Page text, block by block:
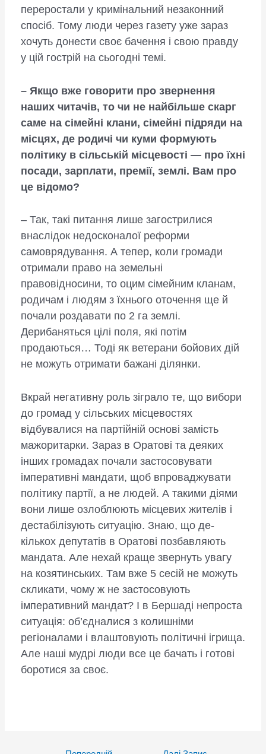
переростали у кримінальний незаконний
спосіб. Тому люди через газету уже зараз
хочуть донести своє бачення і свою правду
у цій гострій на сьогодні темі.
– Якщо вже говорити про звернення
наших читачів, то чи не найбільше скарг
саме на сімейні клани, сімейні підряди на
місцях, де родичі чи куми формують
політику в сільській місцевості — про їхні
посади, зарплати, премії, землі. Вам про
це відомо?
– Так, такі питання лише загострилися
внаслідок недосконалої реформи
самоврядування. А тепер, коли громади
отримали право на земельні
правовідносини, то оцим сімейним кланам,
родичам і людям з їхнього оточення ще й
почали роздавати по 2 га землі.
Дерибаняться цілі поля, які потім
продаються… Тоді як ветерани бойових дій
не можуть отримати бажані ділянки.
Вкрай негативну роль зіграло те, що вибори
до громад у сільських місцевостях
відбувалися на партійній основі замість
мажоритарки. Зараз в Оратові та деяких
інших громадах почали застосовувати
імперативні мандати, щоб впроваджувати
політику партії, а не людей. А такими діями
вони лише озлоблюють місцевих жителів і
дестабілізують ситуацію. Знаю, що де­
кількох депутатів в Оратові позбавляють
мандата. Але нехай краще звернуть увагу
на козятинських. Там вже 5 сесій не можуть
скликати, чому ж не застосовують
імперативний мандат? І в Бершаді непроста
ситуація: об’єдналися з колишніми
регіоналами і влаштовують по­літичні ігрища.
Але наші мудрі люди все це бачать і готові
боротися за своє.